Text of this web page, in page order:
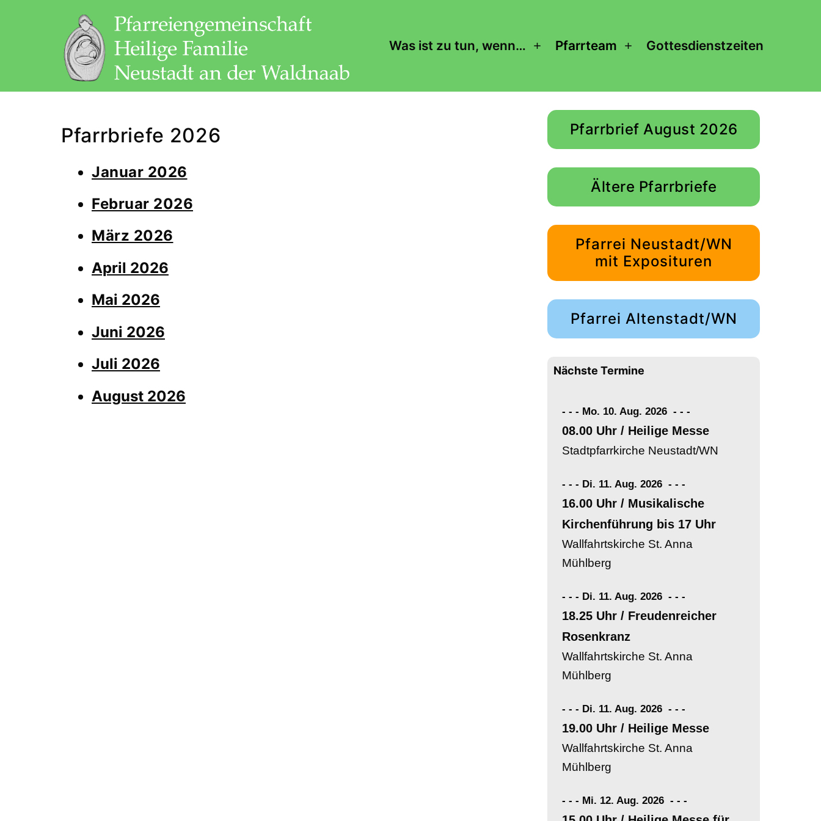
Familie
Neustadt/WN
Was ist zu tun, wenn…
Menü
Pfarrteam
Menü
Gottesdienstzeiten
Pfarrbriefe 2026
Januar 2026
Februar 2026
März 2026
April 2026
Mai 2026
Juni 2026
Juli 2026
August 2026
Pfarrbrief August 2026
Ältere Pfarrbriefe
Pfarrei Neustadt/WN
mit Exposituren
Pfarrei Altenstadt/WN
Nächste Termine
- - - Mo. 10. Aug. 2026 - --
08.00 Uhr / Heilige Messe
Stadtpfarrkirche Neustadt/WN
- - - Di. 11. Aug. 2026 - --
16.00 Uhr / Musikalische
Kirchenführung bis 17 Uhr
Wallfahrtskirche St. Anna
Mühlberg
- - - Di. 11. Aug. 2026 - --
18.25 Uhr / Freudenreicher
Rosenkranz
Wallfahrtskirche St. Anna
Mühlberg
- - - Di. 11. Aug. 2026 - --
19.00 Uhr / Heilige Messe
Wallfahrtskirche St. Anna
Mühlberg
- - - Mi. 12. Aug. 2026 - --